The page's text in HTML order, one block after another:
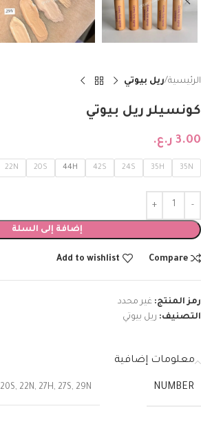
الرئيسية ريل بيوتي
كونسيلر ريل بيوتي
3.00 ر.ع.
35N
35H
24S
42S
44H
20S
22N
إضافة إلى السلة
Compare
Add to wishlist
رمز المنتج: غير محدد
التصنيف: ريل بيوتي
معلومات إضافية
NUMBER
20S, 22N, 27H, 27S, 29N